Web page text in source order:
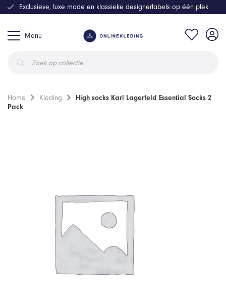
Menu
zoeken
Exclusieve, luxe mode en klassieke designerlabels op één plek
Home Kleding
High socks Karl Lagerfeld Essential Socks 2
Pack